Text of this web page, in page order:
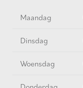
Maandag
Dinsdag
Woensdag